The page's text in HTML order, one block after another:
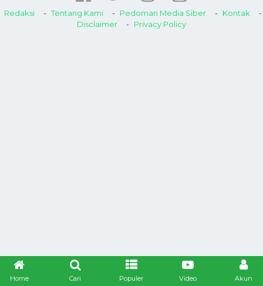
Home Cari Populer Video Akun
Redaksi Tentang Kami Pedoman Media Siber
Kontak
Disclaimer
Privacy Policy